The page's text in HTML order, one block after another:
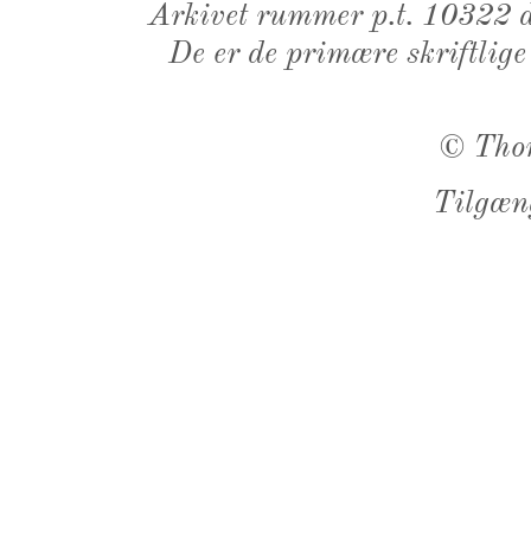
Arkivet rummer p.t. 10322
De er de primære
©